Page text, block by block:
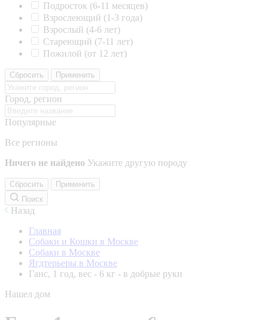
Подросток (6-11 месяцев)
Взрослеющий (1-3 года)
Взрослый (4-6 лет)
Стареющий (7-11 лет)
Пожилой (от 12 лет)
Сбросить Применить
Город, регион
Популярные
Все регионы
Ничего не найдено Укажите другую породу
Сбросить
Применить
Поиск
Назад
Главная
Собаки и Кошки в Москве
Собаки в Москве
Ягдтерьеры в Москве
Ганс, 1 год, вес - 6 кг - в добрые руки
Нашел дом